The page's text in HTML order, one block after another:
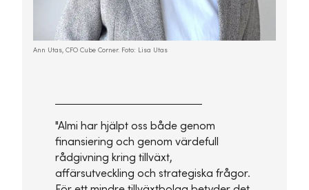
"Almi har hjälpt oss både genom
finansiering och genom värdefull
rådgivning kring tillväxt,
affärsutveckling och strategiska frågor.
Ann Utas, CFO Cube Corner. Foto: Lisa Utas